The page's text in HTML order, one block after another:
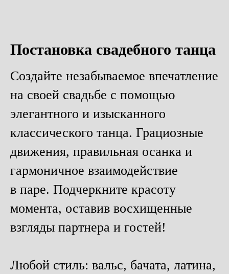
Постановка свадебного танца
Создайте незабываемое впечатление
на своей свадьбе с помощью
элегантного и изысканного
классического танца. Грациозные
движения, правильная осанка и
гармоничное взаимодействие
в паре. Подчеркните красоту
момента, оставив восхищенные
взгляды партнера и гостей!
Любой стиль: вальс, бачата, латина,